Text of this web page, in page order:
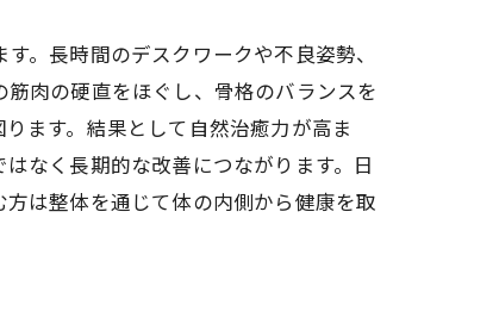
。長時間のデスクワークや不良姿勢、
肉の硬直をほぐし、骨格のバランスを
ます。結果として自然治癒力が高ま
なく長期的な改善につながります。日
は整体を通じて体の内側から健康を取